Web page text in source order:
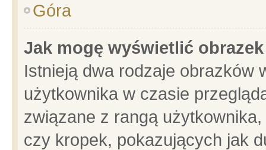
Góra
Jak mogę wyświetlić
Istnieją dwa rodzaje obrazków
użytkownika w czasie
związane z rangą
czy kropek, pokazujących jak